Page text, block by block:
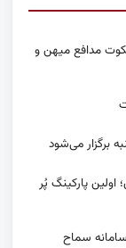
مدافع میهن و
برگزار می‌شود
اولین پارکینگ پُر